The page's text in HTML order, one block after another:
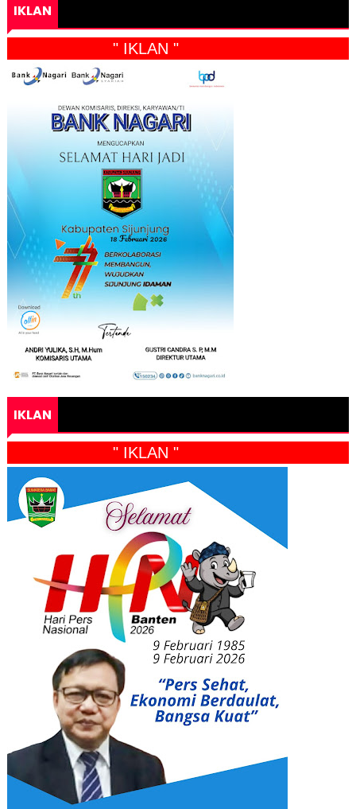
IKLAN
" IKLAN "
IKLAN
" IKLAN "